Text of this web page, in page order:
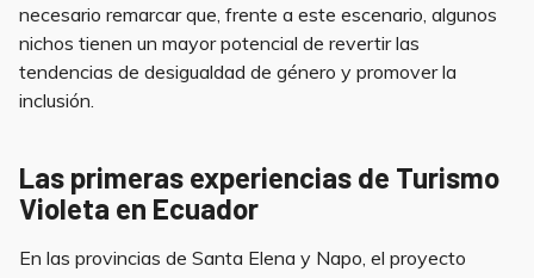
necesario remarcar que, frente a este escenario, algunos
nichos tienen un mayor potencial de revertir las
tendencias de desigualdad de género y promover la
inclusión.
Las primeras experiencias de Turismo
Violeta en Ecuador
En las provincias de Santa Elena y Napo, el proyecto